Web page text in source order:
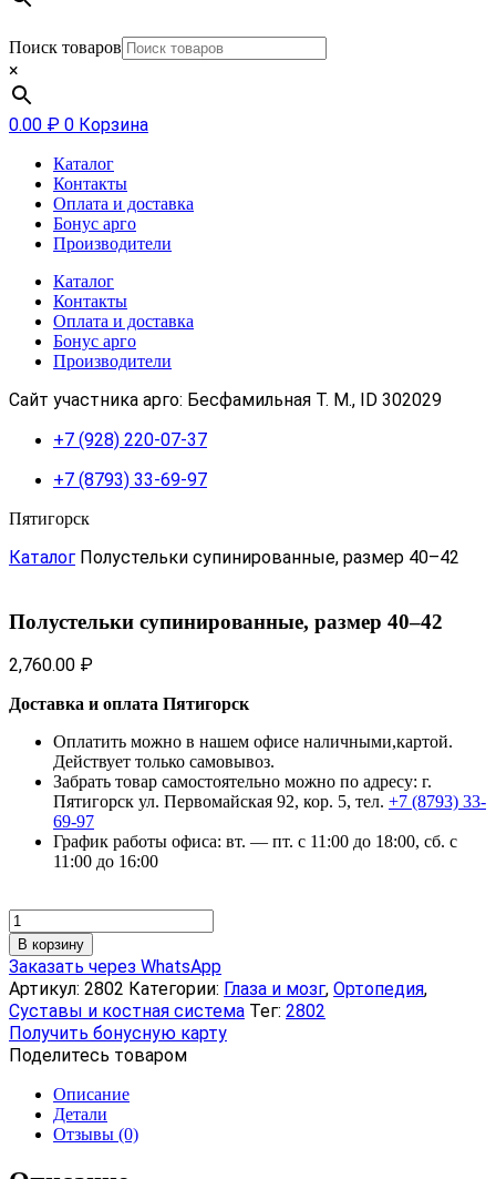
Поиск товаров
×
0.00 ₽ 0 Корзина
Каталог
Контакты
Оплата и доставка
Бонус арго
Производители
Каталог
Контакты
Оплата и доставка
Бонус арго
Производители
Сайт участника арго: Бесфамильная Т. М., ID 302029
+7 (928) 220-07-37
+7 (8793) 33-69-97
Пятигорск
Каталог Полустельки супинированные, размер 40–42
Полустельки супинированные, размер 40–42
2,760.00 ₽
Доставка и оплата Пятигорск
Оплатить можно в нашем офисе наличными,картой.
Действует только самовывоз.
Забрать товар самостоятельно можно по адресу: г.
Пятигорск ул. Первомайская 92, кор. 5, тел. +7 (8793) 33-
69-97
График работы офиса: вт. — пт. с 11:00 до 18:00, сб. с
11:00 до 16:00
Количество
товара
Полустельки
супинированные,
размер
40–
42
В корзину
Заказать через WhatsApp
Артикул: 2802 Категории: Глаза и мозг, Ортопедия,
Суставы и костная система Тег: 2802
Получить бонусную карту
Поделитесь товаром
Описание
Детали
Отзывы (0)